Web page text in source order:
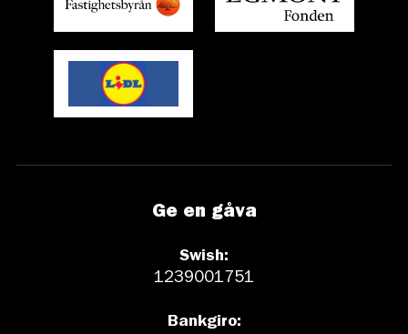
Ge en gåva
Swish:
1239001751
Bankgiro: